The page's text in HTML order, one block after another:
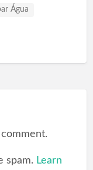
Água
spam. Learn